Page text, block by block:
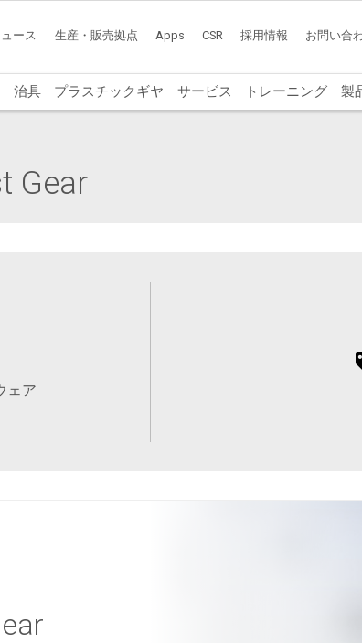
ース 生産・販売拠点 Apps CSR 採用情報 お問い合
治具 プラスチックギヤ サービス トレーニング 製
Gear
ェア